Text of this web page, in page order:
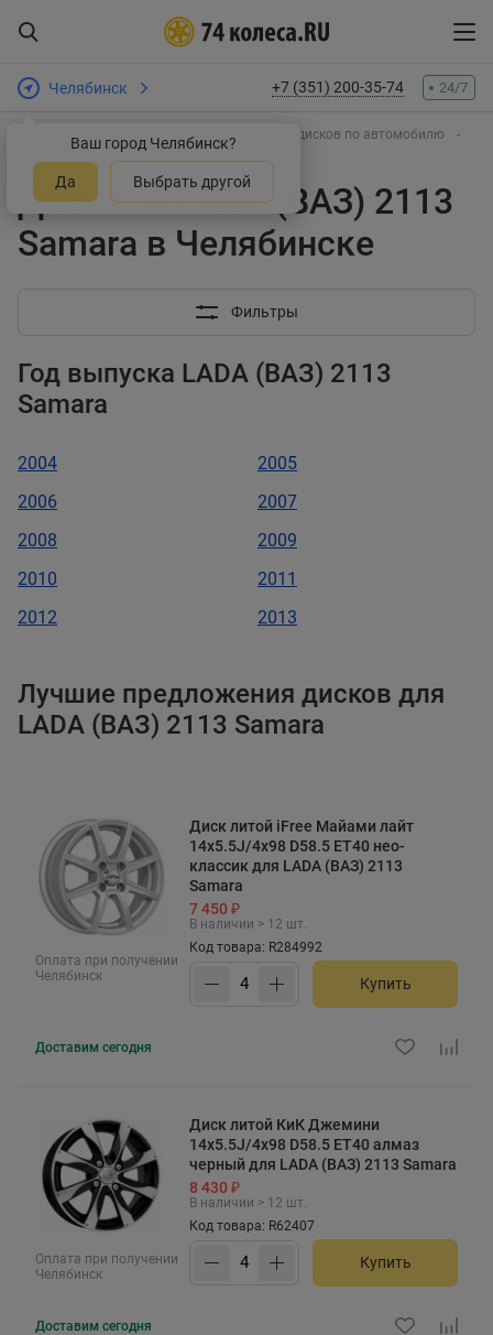
Челябинск
Ваш город Челябинск?
Да Выбрать другой
+7 (351) 200-35-74 24/7
Интернет-магазин шин и дисков
Подбор дисков по автомобилю
LADA (ВАЗ)
2113 Samara
Диски на LADA (ВАЗ) 2113
Samara в Челябинске
Фильтры
Год выпуска LADA (ВАЗ) 2113
Samara
2004
2005
2006
2007
2008
2009
2010
2011
2012
2013
Лучшие предложения дисков для
LADA (ВАЗ) 2113 Samara
Оплата при получении
Челябинск
Диск литой iFree Майами лайт
14x5.5J/4x98 D58.5 ET40 нео-
классик для LADA (ВАЗ) 2113
Samara
7 450 ₽
В наличии > 12 шт.
Код товара: R284992
Купить
Доставим сегодня
Оплата при получении
Челябинск
Диск литой КиК Джемини
14x5.5J/4x98 D58.5 ET40 алмаз
черный для LADA (ВАЗ) 2113 Samara
8 430 ₽
В наличии > 12 шт.
Код товара: R62407
Купить
Доставим сегодня